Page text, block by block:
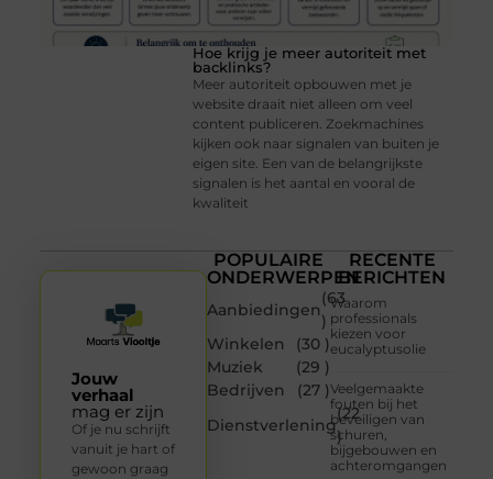
Hoe krijg je meer autoriteit met
backlinks?
Meer autoriteit opbouwen met je
website draait niet alleen om veel
content publiceren. Zoekmachines
kijken ook naar signalen van buiten je
eigen site. Een van de belangrijkste
signalen is het aantal en vooral de
kwaliteit
POPULAIRE
ONDERWERPEN
Aanbiedingen
(63
)
Winkelen
(30 )
Muziek
(29 )
Bedrijven
(27 )
Dienstverlening
(22
)
RECENTE
BERICHTEN
Waarom
professionals
kiezen voor
eucalyptusolie
Veelgemaakte
fouten bij het
beveiligen van
schuren,
bijgebouwen en
achteromgangen
Jouw
verhaal
mag er zijn
Of je nu schrijft
vanuit je hart of
gewoon graag